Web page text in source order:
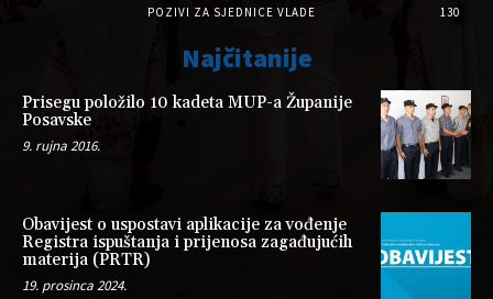
POZIVI ZA SJEDNICE VLADE
130
Najčitanije
Prisegu položilo 10 kadeta MUP-a Županije
Posavske
9. rujna 2016.
Obavijest o uspostavi aplikacije za vođenje
Registra ispuštanja i prijenosa zagađujućih
materija (PRTR)
19. prosinca 2024.